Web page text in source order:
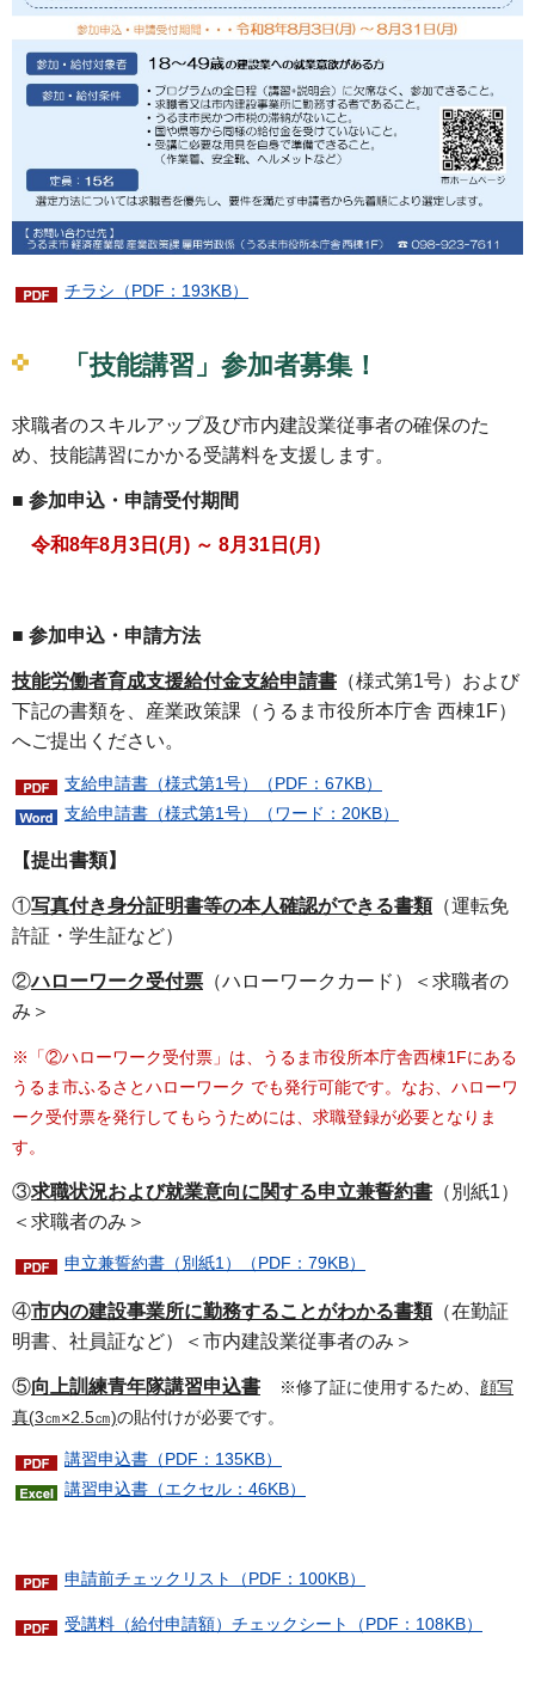
チラシ（PDF：193KB）
「技能講習」参加者募集！
求職者のスキルアップ及び市内建設業従事者の確保のた
め、技能講習にかかる受講料を支援します。
■ 参加申込・申請受付期間
令和8年8月3日(月) ～ 8月31日(月)
■ 参加申込・申請方法
技能労働者育成支援給付金支給申請書 （様式第1号）および
下記の書類を、産業政策課（うるま市役所本庁舎 西棟1F）
へご提出ください。
支給申請書（様式第1号）（PDF：67KB）
支給申請書（様式第1号）（ワード：20KB）
【提出書類】
①写真付き身分証明書等の本人確認ができる書類（運転免
許証・学生証など）
②ハローワーク受付票 （ハローワークカード）＜求職者の
み＞
※「②ハローワーク受付票」は、うるま市役所本庁舎西棟1Fにある
うるま市ふるさとハローワーク でも発行可能です。なお、ハローワ
ーク受付票を発行してもらうためには、求職登録が必要となりま
す。
③求職状況および就業意向に関する申立兼誓約書 （別紙1）
＜求職者のみ＞
申立兼誓約書（別紙1）（PDF：79KB）
④市内の建設事業所に勤務することがわかる書類（在勤証
明書、社員証など）＜市内建設業従事者のみ＞
⑤向上訓練青年隊講習申込書 ※修了証に使用するため、 顔写
真(3㎝×2.5㎝)の貼付けが必要です。
講習申込書（PDF：135KB）
講習申込書（エクセル：46KB）
申請前チェックリスト（PDF：100KB）
受講料（給付申請額）チェックシート（PDF：108KB）